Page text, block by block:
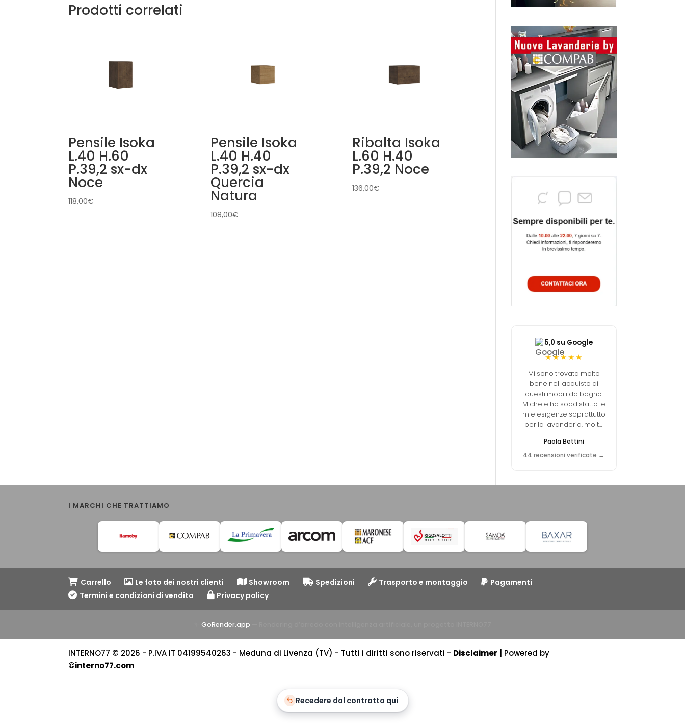
Prodotti correlati
Pensile Isoka
L.40 H.60
P.39,2 sx-dx
Noce
118,00€
Pensile Isoka
L.40 H.40
P.39,2 sx-dx
Quercia
Natura
108,00€
Ribalta Isoka
L.60 H.40
P.39,2 Noce
136,00€
5,0 su Google
★★★★★
Mi sono trovata molto
bene nell'acquisto di
questi mobili da bagno.
Michele ha soddisfatto le
mie esigenze soprattutto
per la lavanderia, molto
equilibrio tra qualità e
prezzo.
Paola Bettini
44 recensioni verificate →
I MARCHI CHE TRATTIAMO
Carrello Le foto dei nostri clienti Showroom Spedizioni Trasporto e montaggio
Pagamenti
Termini e condizioni di vendita
Privacy policy
GoRender.app
INTERNO77 © 2026 - P.IVA IT 04199540263 - Meduna di Livenza (TV) - Tutti i diritti sono riservati - Disclaimer | Powered by
©interno77.com
Recedere dal contratto qui